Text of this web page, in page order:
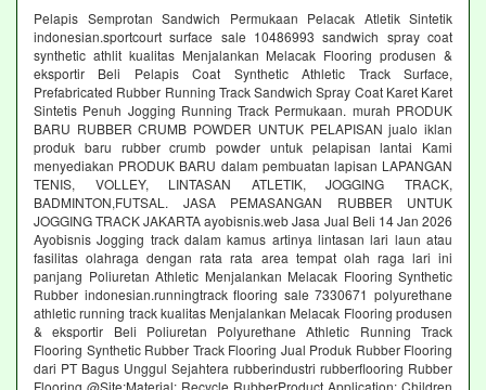
Pelapis Semprotan Sandwich Permukaan Pelacak Atletik Sintetik
indonesian.sportcourt surface sale 10486993 sandwich spray coat
synthetic athlit kualitas Menjalankan Melacak Flooring produsen &
eksportir Beli Pelapis Coat Synthetic Athletic Track Surface,
Prefabricated Rubber Running Track Sandwich Spray Coat Karet Karet
Sintetis Penuh Jogging Running Track Permukaan. murah PRODUK
BARU RUBBER CRUMB POWDER UNTUK PELAPISAN jualo iklan
produk baru rubber crumb powder untuk pelapisan lantai Kami
menyediakan PRODUK BARU dalam pembuatan lapisan LAPANGAN
TENIS, VOLLEY, LINTASAN ATLETIK, JOGGING TRACK,
BADMINTON,FUTSAL. JASA PEMASANGAN RUBBER UNTUK
JOGGING TRACK JAKARTA ayobisnis.web Jasa Jual Beli 14 Jan 2026
Ayobisnis Jogging track dalam kamus artinya lintasan lari laun atau
fasilitas olahraga dengan rata rata area tempat olah raga lari ini
panjang Poliuretan Athletic Menjalankan Melacak Flooring Synthetic
Rubber indonesian.runningtrack flooring sale 7330671 polyurethane
athletic running track kualitas Menjalankan Melacak Flooring produsen
& eksportir Beli Poliuretan Polyurethane Athletic Running Track
Flooring Synthetic Rubber Track Flooring Jual Produk Rubber Flooring
dari PT Bagus Unggul Sejahtera rubberindustri rubberflooring Rubber